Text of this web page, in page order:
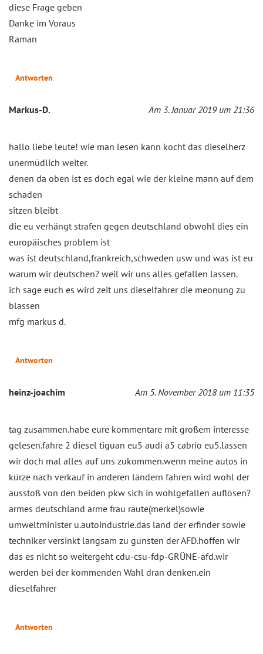
diese Frage geben
Danke im Voraus
Raman
Antworten
Markus-D. Am 3. Januar 2019 um 21:36
hallo liebe leute! wie man lesen kann kocht das dieselherz
unermüdlich weiter.
denen da oben ist es doch egal wie der kleine mann auf dem
schaden
sitzen bleibt
die eu verhängt strafen gegen deutschland obwohl dies ein
europäisches problem ist
was ist deutschland,frankreich,schweden usw und was ist eu
warum wir deutschen? weil wir uns alles gefallen lassen.
ich sage euch es wird zeit uns dieselfahrer die meonung zu
blassen
mfg markus d.
Antworten
heinz-joachim Am 5. November 2018 um 11:35
tag zusammen.habe eure kommentare mit großem interesse
gelesen.fahre 2 diesel tiguan eu5 audi a5 cabrio eu5.lassen
wir doch mal alles auf uns zukommen.wenn meine autos in
kürze nach verkauf in anderen ländern fahren wird wohl der
ausstoß von den beiden pkw sich in wohlgefallen auflösen?
armes deutschland arme frau raute(merkel)sowie
umweltminister u.autoindustrie.das land der erfinder sowie
techniker versinkt langsam zu gunsten der AFD.hoffen wir
das es nicht so weitergeht cdu-csu-fdp-GRÜNE-afd.wir
werden bei der kommenden Wahl dran denken.ein
dieselfahrer
Antworten